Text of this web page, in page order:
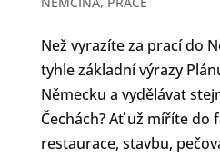
Než vyrazíte za prací do
tyhle základní výrazy
Německu a vydělávat
Čechách? Ať už míříte do
restaurace, stavbu,